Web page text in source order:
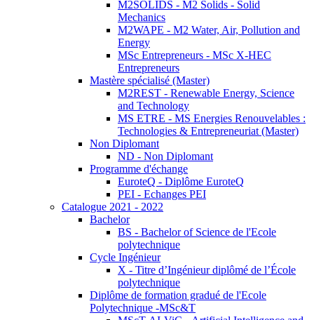
M2SOLIDS - M2 Solids - Solid
Mechanics
M2WAPE - M2 Water, Air, Pollution and
Energy
MSc Entrepreneurs - MSc X-HEC
Entrepreneurs
Mastère spécialisé (Master)
M2REST - Renewable Energy, Science
and Technology
MS ETRE - MS Energies Renouvelables :
Technologies & Entrepreneuriat (Master)
Non Diplomant
ND - Non Diplomant
Programme d'échange
EuroteQ - Diplôme EuroteQ
PEI - Echanges PEI
Catalogue 2021 - 2022
Bachelor
BS - Bachelor of Science de l'Ecole
polytechnique
Cycle Ingénieur
X - Titre d’Ingénieur diplômé de l’École
polytechnique
Diplôme de formation gradué de l'Ecole
Polytechnique -MSc&T